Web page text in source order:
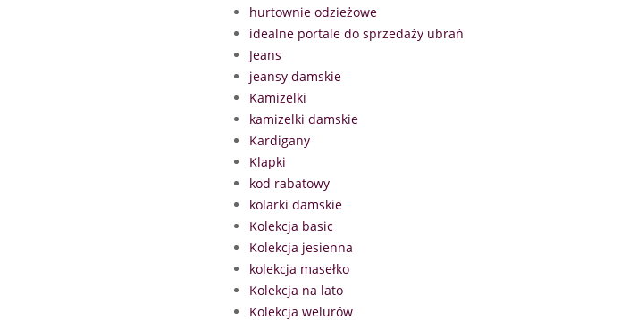
hurtownie odzieżowe
idealne portale do sprzedaży ubrań
Jeans
jeansy damskie
Kamizelki
kamizelki damskie
Kardigany
Klapki
kod rabatowy
kolarki damskie
Kolekcja basic
Kolekcja jesienna
kolekcja masełko
Kolekcja na lato
Kolekcja welurów